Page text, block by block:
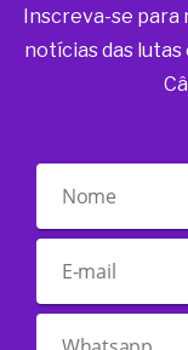
Inscreva-se para
notícias das lutas